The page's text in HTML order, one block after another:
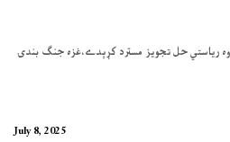
رياستي حل تجويز مسترد کړېدے،غزه جنګ بندۍ
July 8, 2025